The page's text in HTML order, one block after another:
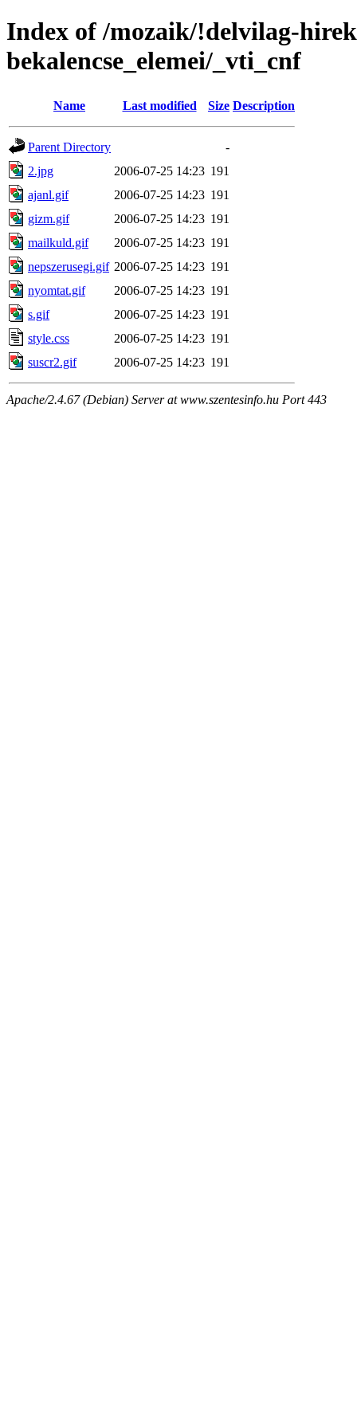
Index of /mozaik/!delvilag-
bekalencse_elemei/_vti_cnf
Name Last modified Size Description
Parent Directory
-
2.jpg
2006-07-25 14:23 191
ajanl.gif
2006-07-25 14:23 191
gizm.gif
2006-07-25 14:23 191
mailkuld.gif
2006-07-25 14:23 191
nepszerusegi.gif 2006-07-25 14:23 191
nyomtat.gif
2006-07-25 14:23 191
s.gif
2006-07-25 14:23 191
style.css
2006-07-25 14:23 191
suscr2.gif
2006-07-25 14:23 191
Apache/2.4.67 (Debian) Server at www.szentesinfo.hu Port 443